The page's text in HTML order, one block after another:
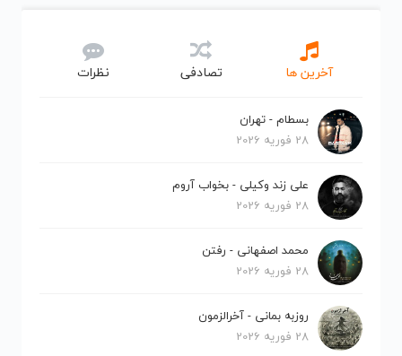
آخرین ها تصادفی نظرات
بسطام - تهران
28 فوریه 2026
علی زند وکیلی - بخواب آروم
28 فوریه 2026
محمد اصفهانی - رفتن
28 فوریه 2026
روزبه بمانی - آخرالزمون
28 فوریه 2026